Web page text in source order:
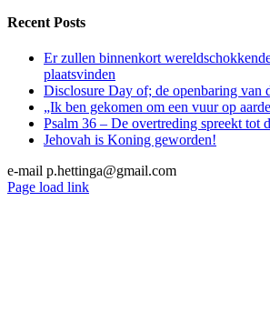
BLOED
Recent Posts
Er zullen binnenkort
plaatsvinden
Disclosure Day of; de openbaring van
„Ik ben gekomen om een vuur op
Psalm 36 – De overtreding spreekt tot
Jehovah is Koning geworden!
e-mail p.hettinga@gmail.com
X
YouTube
Blogger
Facebook
Instagram
SoundCloud
Email
Page load link